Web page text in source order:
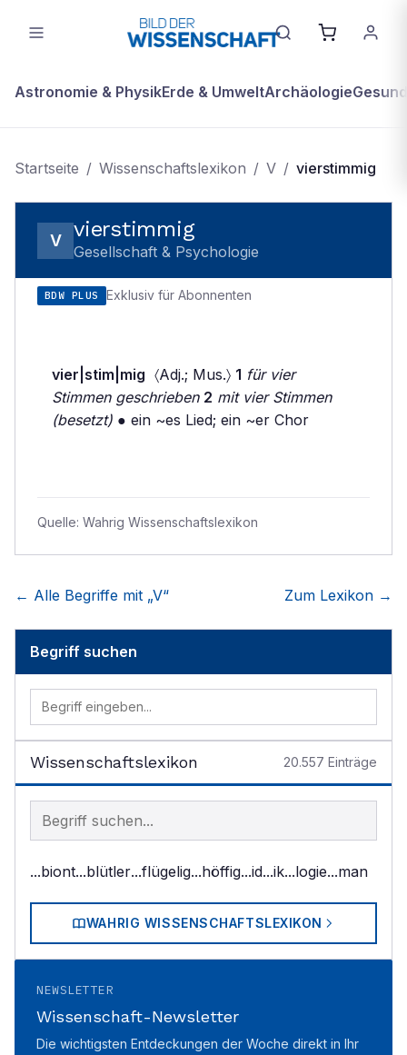
Astronomie & PhysikErde & UmweltArchäologie
Startseite / Wissenschaftslexikon / V / vierstimmig
V vierstimmig
Gesellschaft & Psychologie
BDW PLUS Exklusiv für Abonnenten
vier|stim|mig 〈Adj.; Mus.〉 1 für vier
Stimmen geschrieben 2 mit vier Stimmen
(besetzt) ● ein ~es Lied; ein ~er Chor
Quelle: Wahrig Wissenschaftslexikon
← Alle Begriffe mit „V“ Zum Lexikon →
Begriff suchen
Wissenschaftslexikon 20.557 Einträge
Begriff im Lexikon suchen
...biont...blütler...flügelig...höffig...id...ik...logie...man
WAHRIG WISSENSCHAFTSLEXIKON
NEWSLETTER
Wissenschaft-Newsletter
Die wichtigsten Entdeckungen der Woche direkt in Ihr